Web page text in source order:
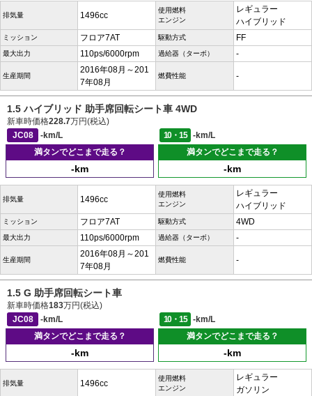
排気量 1496cc
使用燃料
エンジン
レギュラー
ハイブリッド
ミッション フロア7AT 駆動方式 FF
最大出力 110ps/6000rpm 過給器（ターボ） -
生産期間
2016年08月～201
7年08月
燃費性能 -
1.5 ハイブリッド 助手席回転シート車 4WD
新車時価格228.7万円(税込)
JC08
-km/L 10・15
-km/L
満タンでどこまで走る？
-km
満タンでどこまで走る？
-km
排気量 1496cc
使用燃料
エンジン
レギュラー
ハイブリッド
ミッション フロア7AT 駆動方式 4WD
最大出力 110ps/6000rpm 過給器（ターボ） -
生産期間
2016年08月～201
7年08月
燃費性能 -
1.5 G 助手席回転シート車
新車時価格183万円(税込)
JC08
-km/L 10・15
-km/L
満タンでどこまで走る？
-km
満タンでどこまで走る？
-km
排気量 1496cc
使用燃料
エンジン
レギュラー
ガソリン